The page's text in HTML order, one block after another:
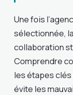
Une fois
sélectionnée,
collaboration
Comprendre
les étapes
évite les